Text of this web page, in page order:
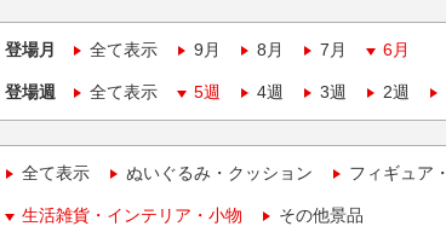
登場月 全て表示 9月 8月 7月 6月
登場週 全て表示 5週 4週 3週 2週
全て表示 ぬいぐるみ・クッション フィギュア
生活雑貨・インテリア・小物 その他景品